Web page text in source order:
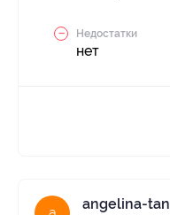
Недостатки
нет
angelina-tan